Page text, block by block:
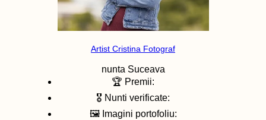
Artist Cristina Fotograf
nunta Suceava
🏆 Premii:
🎖️ Nunti verificate:
🖼️ Imagini portofoliu: